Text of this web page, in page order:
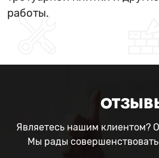
работы.
Являетесь нашим клиентом?
Мы рады